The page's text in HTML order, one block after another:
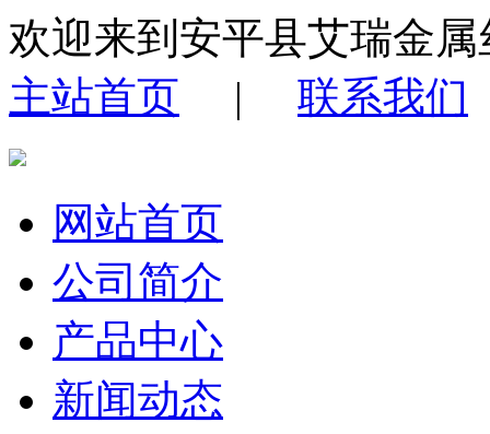
欢迎来到安平县艾瑞金
主站首页 | 联系我们
网站首页
公司简介
产品中心
新闻动态